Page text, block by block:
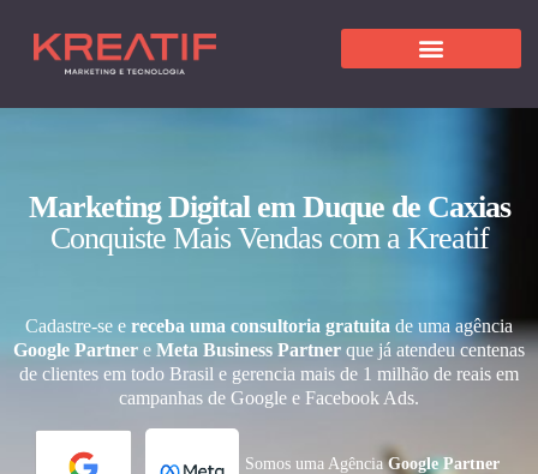
Marketing Digital em Duque de Caxias
Conquiste Mais Vendas com a Kreatif
Cadastre-se e receba uma consultoria gratuita de uma agência
Google Partner e Meta Business Partner que já atendeu centenas
de clientes em todo Brasil e gerencia mais de 1 milhão de reais em
campanhas de Google e Facebook Ads.
Somos uma AgênciaGoogle Partner